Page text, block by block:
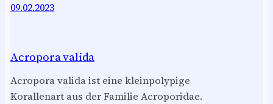
09.02.2023
Acropora valida
Acropora valida ist eine kleinpolypige
Korallenart aus der Familie Acroporidae.